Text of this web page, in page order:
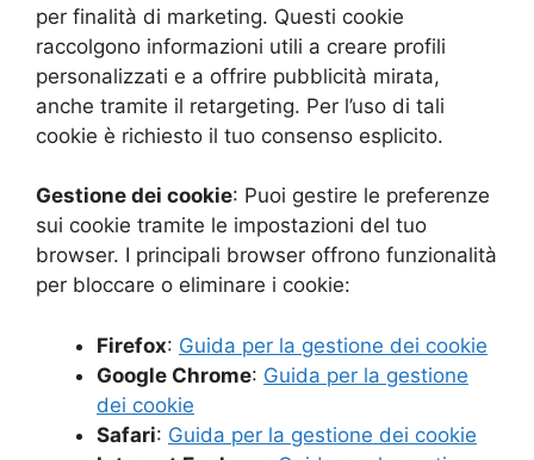
per finalità di marketing. Questi cookie
raccolgono informazioni utili a creare profili
personalizzati e a offrire pubblicità mirata,
anche tramite il retargeting. Per l’uso di tali
cookie è richiesto il tuo consenso esplicito.
Gestione dei cookie: Puoi gestire le preferenze
sui cookie tramite le impostazioni del tuo
browser. I principali browser offrono funzionalità
per bloccare o eliminare i cookie:
Firefox: Guida per la gestione dei cookie
Google Chrome: Guida per la gestione
dei cookie
Safari: Guida per la gestione dei cookie